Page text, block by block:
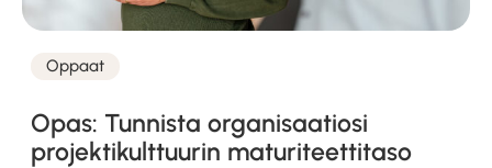
Kategoriat
Oppaat
Opas: Tunnista organisaatiosi
projektikulttuurin maturiteettitaso